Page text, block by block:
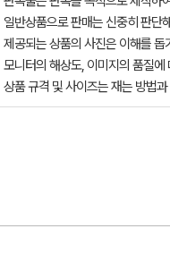
일반상품으로 판매는 신중히 판단
제공되는 상품의 사진은 이해를
모니터의 해상도, 이미지의 품질
상품 규격 및 사이즈는 재는 방법